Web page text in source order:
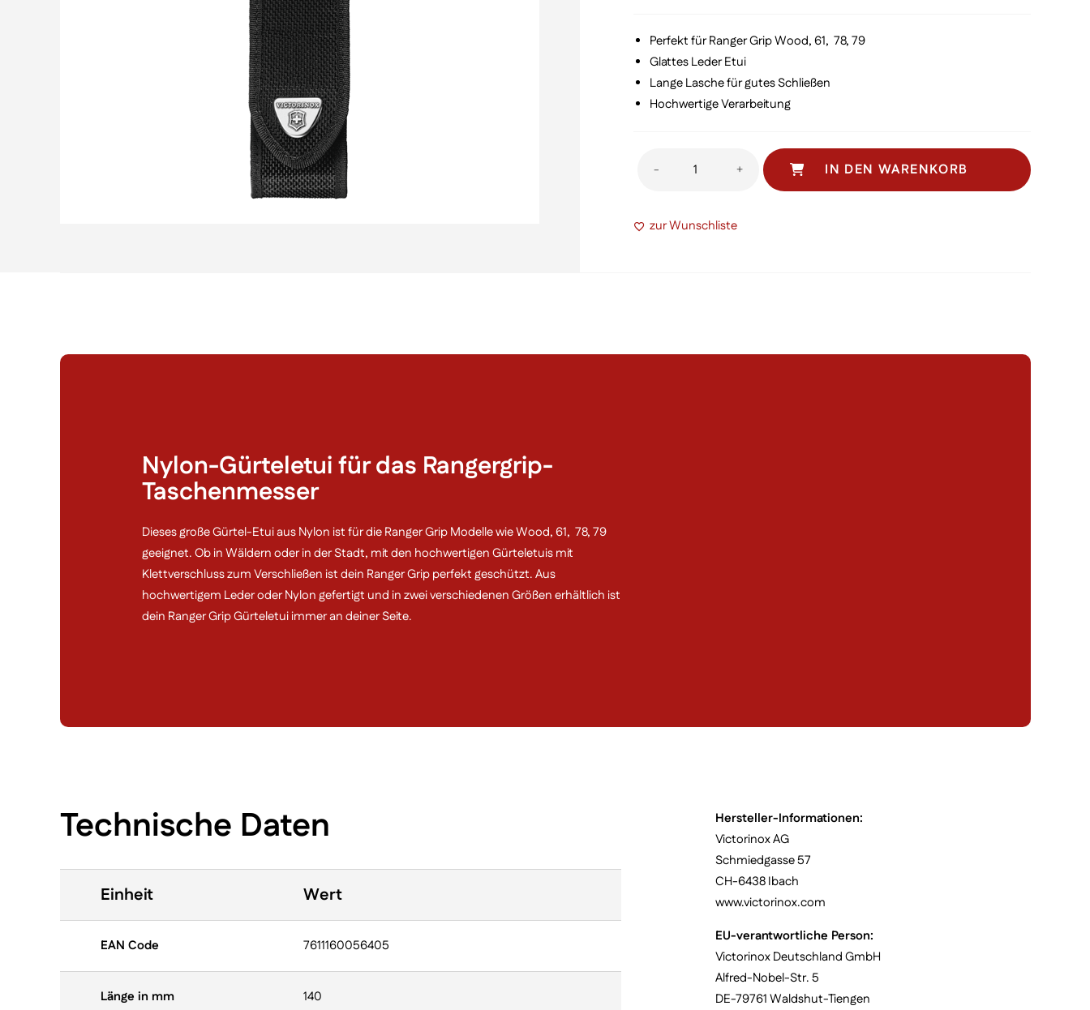
Perfekt für Ranger Grip Wood, 61, 78, 79
Glattes Leder Etui
Lange Lasche für gutes Schließen
Hochwertige Verarbeitung
-
Großes
für
+ IN DEN WARENKORB
zur Wunschliste
Nylon-Gürteletui für das Rangergrip-
Taschenmesser
Dieses große Gürtel-Etui aus Nylon ist für die Ranger Grip Modelle wie Wood, 61, 78, 79
geeignet. Ob in Wäldern oder in der Stadt, mit den hochwertigen Gürteletuis mit
Klettverschluss zum Verschließen ist dein Ranger Grip perfekt geschützt. Aus
hochwertigem Leder oder Nylon gefertigt und in zwei verschiedenen Größen erhältlich ist
dein Ranger Grip Gürteletui immer an deiner Seite.
Technische Daten
Einheit Wert
EAN Code 7611160056405
Länge in mm 140
Hersteller-Informationen:
Victorinox AG
Schmiedgasse 57
CH-6438 Ibach
www.victorinox.com
EU-verantwortliche Person:
Victorinox Deutschland GmbH
Alfred-Nobel-Str. 5
DE-79761 Waldshut-Tiengen